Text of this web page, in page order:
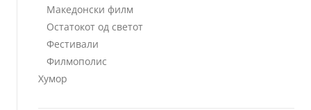
Македонски филм
Остатокот од светот
Фестивали
Филмополис
Хумор